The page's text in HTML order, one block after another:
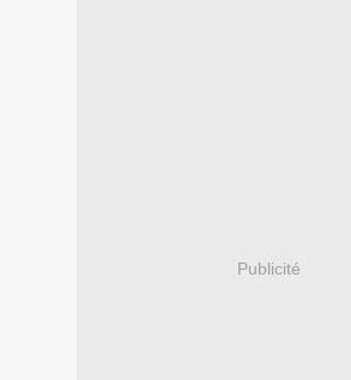
Publicité